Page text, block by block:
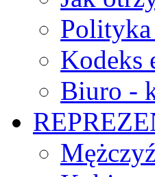
Kodeks
Biuro -